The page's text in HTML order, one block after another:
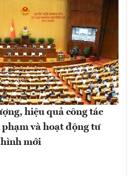
hiệu quả công tác
và hoạt động tư
mới